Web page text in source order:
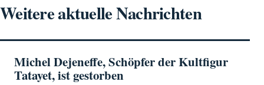
Weitere aktuelle Nachrichten
Michel Dejeneffe, Schöpfer der Kultfigur
Tatayet, ist gestorben